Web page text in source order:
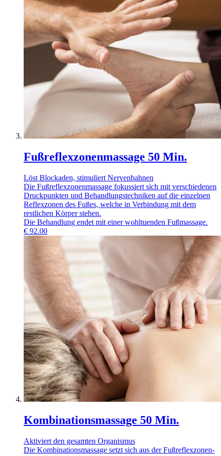
Fußreflexzonenmassage 50 Min.
Löst Blockaden, stimuliert Nervenbahnen
Die Fußreflexzonenmassage fokussiert sich mit verschiedenen
Druckpunkten und Behandlungstechniken auf die einzelnen
Reflexzonen des Fußes, welche in Verbindung mit dem
restlichen Körper stehen.
Die Behandlung endet mit einer wohltuenden Fußmassage.
€ 92.00
Kombinationsmassage 50 Min.
Aktiviert den gesamten Organismus
Die Kombinationsmassage setzt sich aus der Fußreflexzonen-